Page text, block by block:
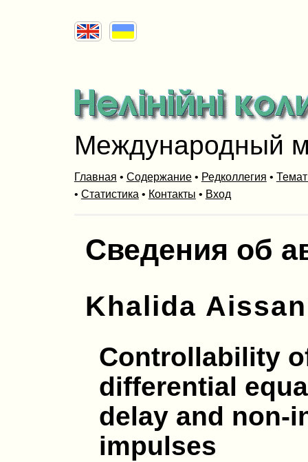
Международный
Главная • Содержание• Редколлегия •
• Статистика • Контакты • Вход
Сведения об
Khalida
Controllability
differential
delay and non-
impulses